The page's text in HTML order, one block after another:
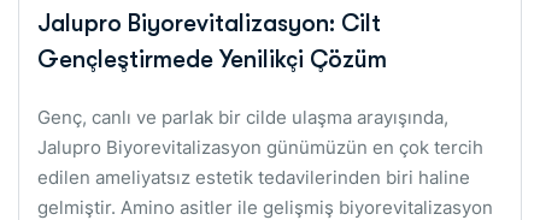
Jalupro Biyorevitalizasyon: Cilt
Gençleştirmede Yenilikçi Çözüm
Genç, canlı ve parlak bir cilde ulaşma arayışında,
Jalupro Biyorevitalizasyon günümüzün en çok tercih
edilen ameliyatsız estetik tedavilerinden biri haline
gelmiştir. Amino asitler ile gelişmiş biyorevitalizasyon